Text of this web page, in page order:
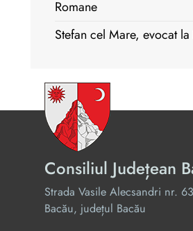
Romane
Stefan cel Mare, evocat
Consiliul Județean
Strada Vasile Alecsandri nr.
Bacău, județul Bacău